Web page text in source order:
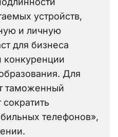
устройств,
и личную
для бизнеса
конкуренции
Для
таможенный
телефонов»,